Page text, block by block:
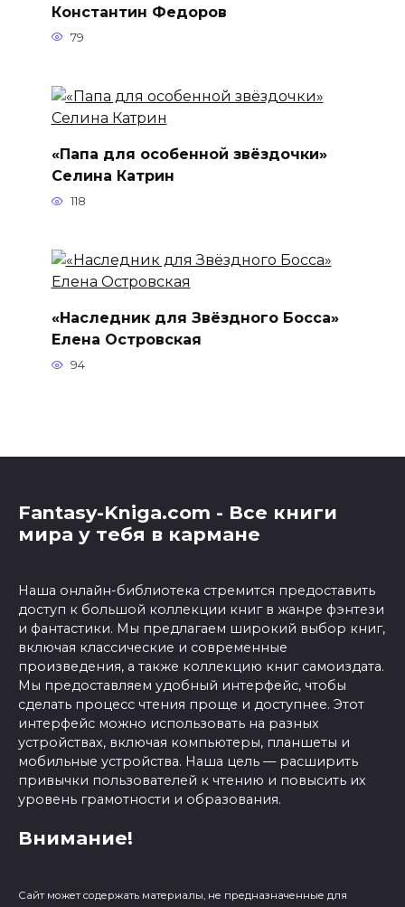
Константин Федоров
79
«Папа для особенной звёздочки»
Селина Катрин
118
«Наследник для Звёздного Босса»
Елена Островская
94
Fantasy-Kniga.com - Все книги
мира у тебя в кармане
Наша онлайн-библиотека стремится предоставить
доступ к большой коллекции книг в жанре фэнтези
и фантастики. Мы предлагаем широкий выбор книг,
включая классические и современные
произведения, а также коллекцию книг самоиздата.
Мы предоставляем удобный интерфейс, чтобы
сделать процесс чтения проще и доступнее. Этот
интерфейс можно использовать на разных
устройствах, включая компьютеры, планшеты и
мобильные устройства. Наша цель — расширить
привычки пользователей к чтению и повысить их
уровень грамотности и образования.
Внимание!
Сайт может содержать материалы, не предназначенные для